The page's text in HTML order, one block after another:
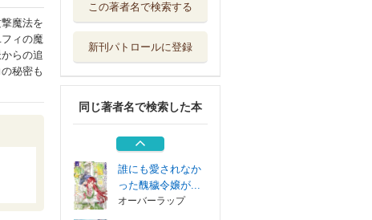
魔法を
ィの魔
らの追
秘密も
この著者名で検索する
新刊パトロールに登録
同じ著者名で検索した本
のに攻撃魔法し...
竜神様に見初めら
マッグガーデン
商人令嬢アニエス
辺境に追放さ...
集英社
誰にも愛されなか
った醜穢令嬢が...
オーバーラップ